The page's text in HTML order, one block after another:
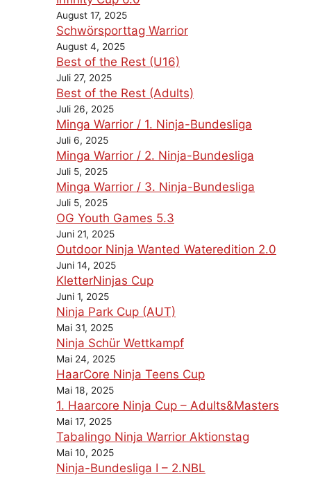
August 17, 2025
Schwörsporttag Warrior
August 4, 2025
Best of the Rest (U16)
Juli 27, 2025
Best of the Rest (Adults)
Juli 26, 2025
Minga Warrior / 1. Ninja-Bundesliga
Juli 6, 2025
Minga Warrior / 2. Ninja-Bundesliga
Juli 5, 2025
Minga Warrior / 3. Ninja-Bundesliga
Juli 5, 2025
OG Youth Games 5.3
Juni 21, 2025
Outdoor Ninja Wanted Wateredition 2.0
Juni 14, 2025
KletterNinjas Cup
Juni 1, 2025
Ninja Park Cup (AUT)
Mai 31, 2025
Ninja Schür Wettkampf
Mai 24, 2025
HaarCore Ninja Teens Cup
Mai 18, 2025
1. Haarcore Ninja Cup – Adults&Masters
Mai 17, 2025
Tabalingo Ninja Warrior Aktionstag
Mai 10, 2025
Ninja-Bundesliga I – 2.NBL